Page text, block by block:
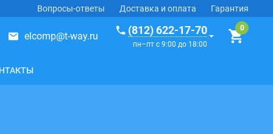
Вопросы-ответы Доставка и оплата Гарантия
elcomp@t-way.ru (812) 622-17-70
пн–пт с 9:00 до 18:00